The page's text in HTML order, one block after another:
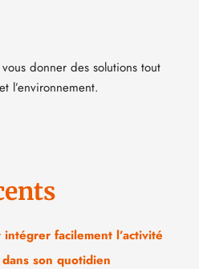
donner des solutions tout
l’environnement.
intégrer facilement l’activité
son quotidien